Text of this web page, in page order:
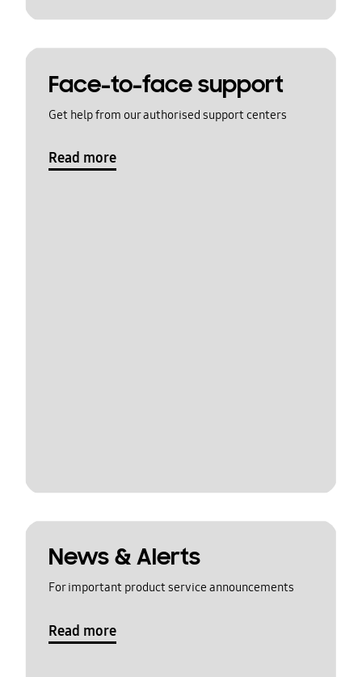
Face-to-face support
Get help from our authorised support centers
Read more
News & Alerts
For important product service announcements
Read more